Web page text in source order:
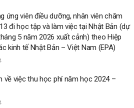
ứng viên điều dưỡng, nhân viên chăm
đi học tập và làm việc tại Nhật Bản (dự
5 năm 2026 xuất cảnh) theo Hiệp
kinh tế Nhật Bản – Việt Nam (EPA)
về việc thu học phí năm học 2024 –